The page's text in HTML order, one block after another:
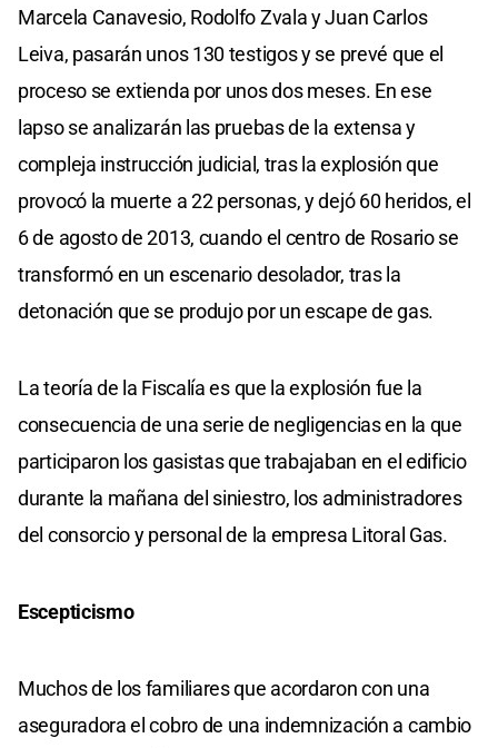
Marcela Canavesio, Rodolfo Zvala y Juan Carlos
Leiva, pasarán unos 130 testigos y se prevé que el
proceso se extienda por unos dos meses. En ese
lapso se analizarán las pruebas de la extensa y
compleja instrucción judicial, tras la explosión que
provocó la muerte a 22 personas, y dejó 60 heridos, el
6 de agosto de 2013, cuando el centro de Rosario se
transformó en un escenario desolador, tras la
detonación que se produjo por un escape de gas.
La teoría de la Fiscalía es que la explosión fue la
consecuencia de una serie de negligencias en la que
participaron los gasistas que trabajaban en el edificio
durante la mañana del siniestro, los administradores
del consorcio y personal de la empresa Litoral Gas.
Escepticismo
Muchos de los familiares que acordaron con una
aseguradora el cobro de una indemnización a cambio